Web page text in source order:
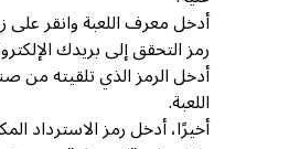
أدخل معرف اللعبة وانقر على زر
رمز التحقق إلى بريدك الإلكتروني
أدخل الرمز الذي تلقيته من صندوق